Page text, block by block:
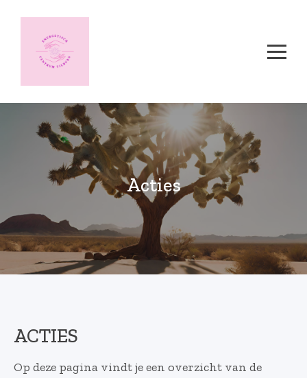
Acties
ACTIES
Op deze pagina vindt je een overzicht van de